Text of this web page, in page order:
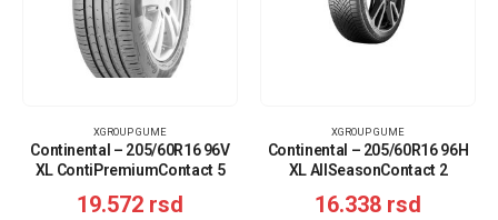
XGROUP GUME
Continental – 205/60R16 96V
XL ContiPremiumContact 5
19.572 rsd
XGROUP GUME
Continental – 205/60R16 96H
XL AllSeasonContact 2
16.338 rsd